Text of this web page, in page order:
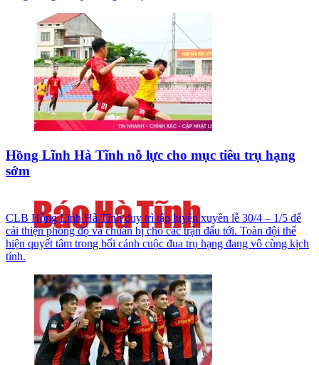
Hồng Lĩnh Hà Tĩnh nỗ lực cho mục tiêu trụ hạng
sớm
CLB Hồng Lĩnh Hà Tĩnh duy trì tập luyện xuyên lễ 30/4 – 1/5 để
cải thiện phong độ và chuẩn bị cho các trận đấu tới. Toàn đội thể
hiện quyết tâm trong bối cảnh cuộc đua trụ hạng đang vô cùng kịch
tính.